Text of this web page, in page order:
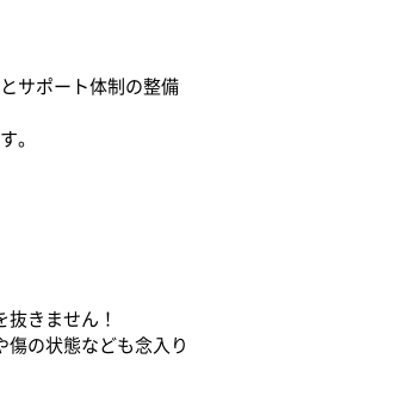
サポート体制の整備
。
きません！
の状態なども念入り